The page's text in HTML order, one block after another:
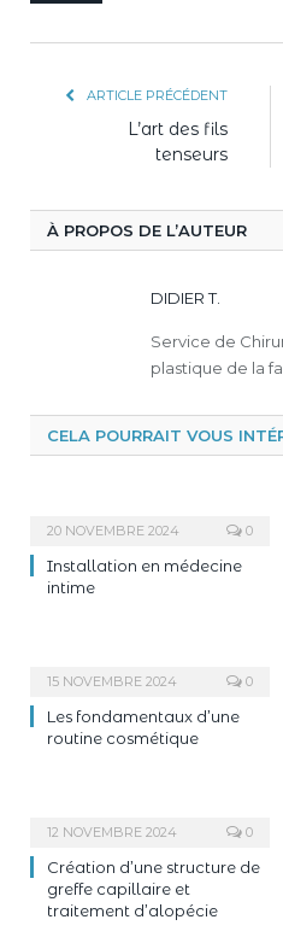
ARTICLE PRÉCÉDENT
L’art des fils
tenseurs
À PROPOS DE L’AUTEUR
DIDIER T.
Service de
plastique de la
CELA POURRAIT VOUS
20 NOVEMBRE 2024 0
Installation en médecine
intime
15 NOVEMBRE 2024 0
Les fondamentaux d’une
routine cosmétique
12 NOVEMBRE 2024 0
Création d’une structure de
greffe capillaire et
traitement d’alopécie